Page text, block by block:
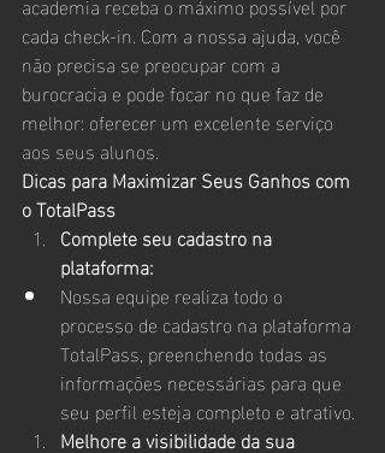
cada check-in. Com a nossa ajuda, você
não precisa se preocupar com a
burocracia e pode focar no que faz de
melhor: oferecer um excelente serviço
aos seus alunos.
Dicas para Maximizar Seus Ganhos com
o TotalPass
Complete seu cadastro na
plataforma:
Nossa equipe realiza todo o
processo de cadastro na plataforma
TotalPass, preenchendo todas as
informações necessárias para que
seu perfil esteja completo e atrativo.
Melhore a visibilidade da sua